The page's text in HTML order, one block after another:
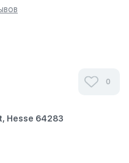
0
Hesse 64283